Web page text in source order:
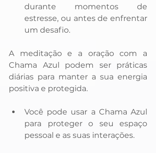
durante momentos de
estresse, ou antes de enfrentar
um desafio.
A meditação e a oração com a
Chama Azul podem ser práticas
diárias para manter a sua energia
positiva e protegida.
Você pode usar a Chama Azul
para proteger o seu espaço
pessoal e as suas interações.